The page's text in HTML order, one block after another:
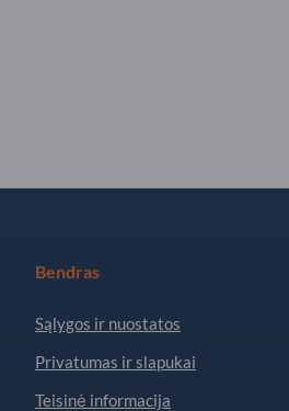
Bendras
Sąlygos ir nuostatos
Privatumas ir slapukai
Teisinė informacija